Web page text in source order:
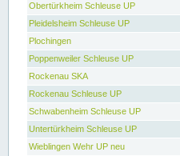
Obertürkheim Schleuse UP
Pleidelsheim Schleuse UP
Plochingen
Poppenweiler Schleuse UP
Rockenau SKA
Rockenau Schleuse UP
Schwabenheim Schleuse UP
Untertürkheim Schleuse UP
Wieblingen Wehr UP neu